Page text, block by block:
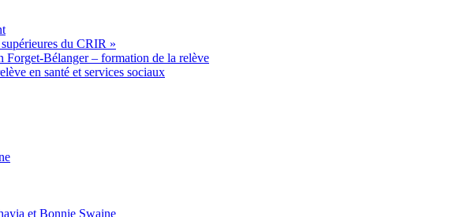
du CRIR »
Forget-Bélanger – formation de la relève
en santé et services sociaux
et Bonnie Swaine